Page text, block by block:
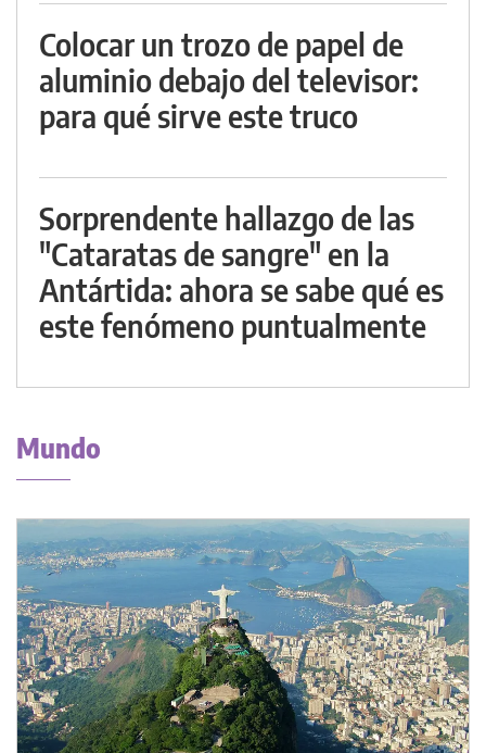
Colocar un trozo de papel de
aluminio debajo del televisor:
para qué sirve este truco
Sorprendente hallazgo de las
"Cataratas de sangre" en la
Antártida: ahora se sabe qué es
este fenómeno puntualmente
Mundo